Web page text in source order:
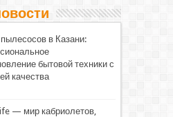
в Казани:
бытовой техники с
качества
— мир кабриолетов,